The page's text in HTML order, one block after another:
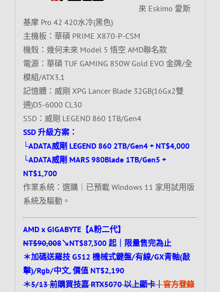
來 Eskimo 愛斯
基摩 Pro 42 420水冷(黑色)
主機板：華碩 PRIME X870-P-CSM
機殼：幾何未來 Model 5 悟空 AMD聯名款
電源：華碩 TUF GAMING 850W Gold EVO 金牌/全
模組/ATX3.1
記憶體：威剛 XPG Lancer Blade 32GB(16Gx2雙
通)D5-6000 CL30
SSD：威剛 LEGEND 860 1TB/Gen4
SSD 升級方案：
└ADATA威剛 LEGEND 860 2TB/Gen4 + NT$4,000
└ADATA威剛 MARS 980Blade 1TB/Gen5 +
NT$1,700
作業系統：選購｜已預載 Windows 11 家用試用版
系統及驅動。
AMD x GIGABYTE【A粉二代】
NT$90,008↘NT$87,300 起｜限量售完為止
＊加碼送羅技 G512 機械式鍵盤/有線/GX青軸(敲
擊)/Rgb/中文, 價值 NT$2,190
＊5/13 前購買技嘉 RTX5070 以上顯卡｜官方登錄